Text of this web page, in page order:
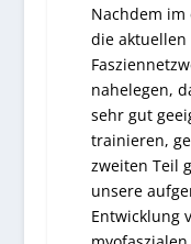
Nachdem im
die aktuellen
nahelegen,
sehr gut
trainieren,
zweiten Teil
unsere
Entwicklung